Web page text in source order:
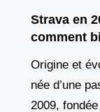
Strava en
comment
Origine et
née d’une
2009,